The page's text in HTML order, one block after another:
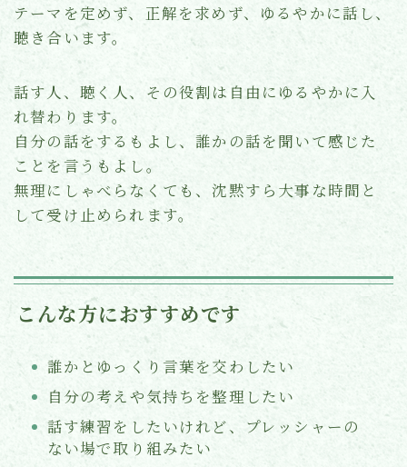
テーマを定めず、正解を求めず、ゆるやかに話し、
聴き合います。
話す人、聴く人、その役割は自由にゆるやかに入
れ替わります。
自分の話をするもよし、誰かの話を聞いて感じた
ことを言うもよし。
無理にしゃべらなくても、沈黙すら大事な時間と
して受け止められます。
こんな方におすすめです
誰かとゆっくり言葉を交わしたい
自分の考えや気持ちを整理したい
話す練習をしたいけれど、プレッシャーの
ない場で取り組みたい